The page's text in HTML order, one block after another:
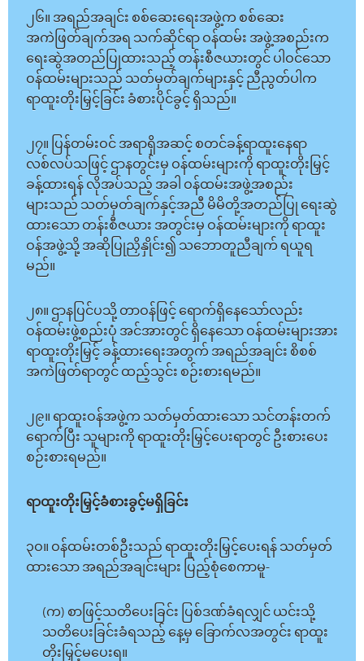
၂၆။ အရည်အချင်း စစ်ဆေးရေးအဖွဲ့က စစ်ဆေး
အကဲဖြတ်ချက်အရ သက်ဆိုင်ရာ ဝန်ထမ်း အဖွဲ့အစည်းက
ရေးဆွဲအတည်ပြုထားသည့် တန်းစီဇယားတွင် ပါဝင်သော
ဝန်ထမ်းများသည် သတ်မှတ်ချက်များနှင့် ညီညွတ်ပါက
ရာထူးတိုးမြှင့်ခြင်း ခံစားပိုင်ခွင့် ရှိသည်။
၂၇။ ပြန်တမ်းဝင် အရာရှိအဆင့် စတင်ခန့်ရာထူးနေရာ
လစ်လပ်သဖြင့် ဌာနတွင်းမှ ဝန်ထမ်းများကို ရာထူးတိုးမြှင့်
ခန့်ထားရန် လိုအပ်သည့် အခါ ဝန်ထမ်းအဖွဲ့အစည်း
များသည် သတ်မှတ်ချက်နှင့်အညီ မိမိတို့အတည်ပြု ရေးဆွဲ
ထားသော တန်းစီဇယား အတွင်းမှ ဝန်ထမ်းများကို ရာထူး
ဝန်အဖွဲ့သို့ အဆိုပြုညှိနှိုင်း၍ သဘောတူညီချက် ရယူရ
မည်။
၂၈။ ဌာနပြင်ပသို့ တာဝန်ဖြင့် ရောက်ရှိနေသော်လည်း
ဝန်ထမ်းဖွဲ့စည်းပုံ အင်အားတွင် ရှိနေသော ဝန်ထမ်းများအား
ရာထူးတိုးမြှင့် ခန့်ထားရေးအတွက် အရည်အချင်း စိစစ်
အကဲဖြတ်ရာတွင် ထည့်သွင်း စဉ်းစားရမည်။
၂၉။ ရာထူးဝန်အဖွဲ့က သတ်မှတ်ထားသော သင်တန်းတက်
ရောက်ပြီး သူများကို ရာထူးတိုးမြှင့်ပေးရာတွင် ဦးစားပေး
စဉ်းစားရမည်။
ရာထူးတိုးမြှင့်ခံစားခွင့်မရှိခြင်း
၃ဝ။ ဝန်ထမ်းတစ်ဦးသည် ရာထူးတိုးမြှင့်ပေးရန် သတ်မှတ်
ထားသော အရည်အချင်းများ ပြည့်စုံစေကာမူ-
(က) စာဖြင့်သတိပေးခြင်း ပြစ်ဒဏ်ခံရလျှင် ယင်းသို့
သတိပေးခြင်းခံရသည့် နေ့မှ ခြောက်လအတွင်း ရာထူး
တိုးမြှင့်မပေးရ။